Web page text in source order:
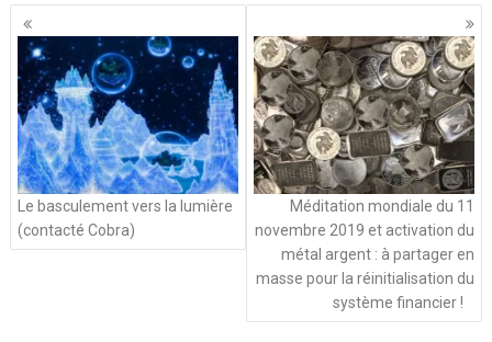
Navigation
des
articles
Le basculement vers la lumière
(contacté Cobra)
Méditation mondiale du 11
novembre 2019 et activation du
métal argent : à partager en
masse pour la réinitialisation du
système financier !